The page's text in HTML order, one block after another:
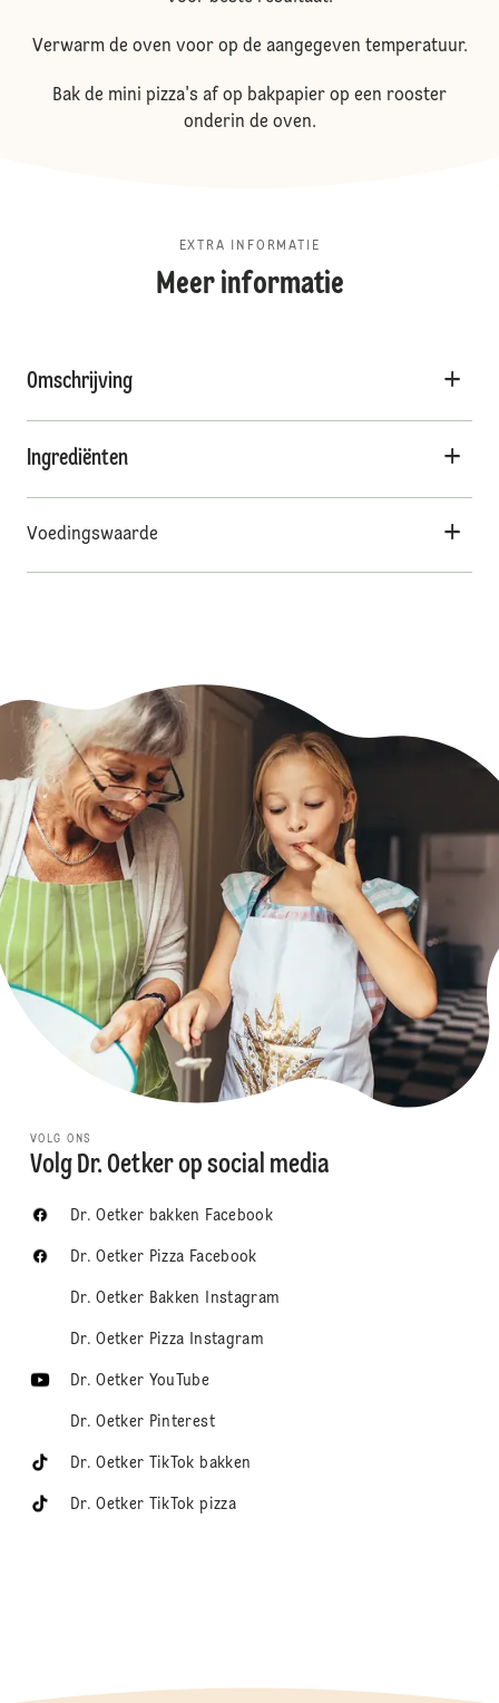
Verwarm de oven voor op de aangegeven temperatuur.
Bak de mini pizza's af op bakpapier op een rooster
onderin de oven.
EXTRA INFORMATIE
Meer informatie
Omschrijving
Ingrediënten
Voedingswaarde
VOLG ONS
Volg Dr. Oetker op social media
Dr. Oetker bakken Facebook
Dr. Oetker Pizza Facebook
Dr. Oetker Bakken Instagram
Dr. Oetker Pizza Instagram
Dr. Oetker YouTube
Dr. Oetker Pinterest
Dr. Oetker TikTok bakken
Dr. Oetker TikTok pizza